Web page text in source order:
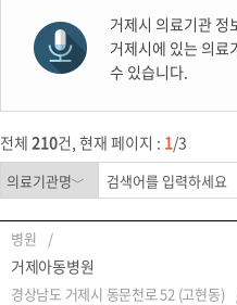
거제시 의료기관 정
거제시에 있는 의료
수 있습니다.
전체 210건, 현재 페이지 : 1/3
병원
거제아동병원
경상남도 거제시 동문천로 52 (고현동)